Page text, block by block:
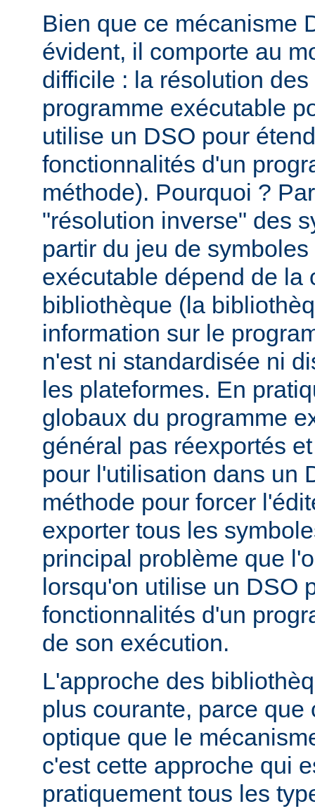
Bien que ce mécanisme
évident, il comporte au
difficile : la résolution
programme exécutable
utilise un DSO pour
fonctionnalités d'un
méthode). Pourquoi ?
"résolution inverse" des
partir du jeu de
exécutable dépend de la
bibliothèque (la
information sur le
n'est ni standardisée ni
les plateformes. En
globaux du programme
général pas réexportés
pour l'utilisation dans un
méthode pour forcer
exporter tous les
principal problème que
lorsqu'on utilise un DSO
fonctionnalités d'un
de son exécution.
L'approche des
plus courante, parce que
optique que le
c'est cette approche qui
pratiquement tous les